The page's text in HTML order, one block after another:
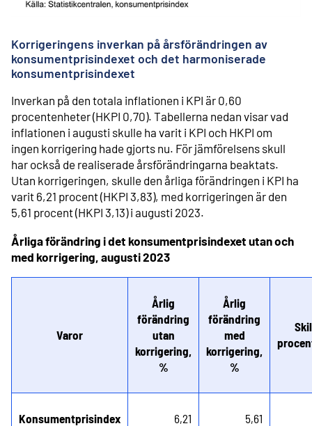
Korrigeringens inverkan på årsförändringen av
konsumentprisindexet och det harmoniserade
konsumentprisindexet
Inverkan på den totala inflationen i KPI är 0,60
procentenheter (HKPI 0,70). Tabellerna nedan visar vad
inflationen i augusti skulle ha varit i KPI och HKPI om
ingen korrigering hade gjorts nu. För jämförelsens skull
har också de realiserade årsförändringarna beaktats.
Utan korrigeringen, skulle den årliga förändringen i KPI ha
varit 6,21 procent (HKPI 3,83), med korrigeringen är den
5,61 procent (HKPI 3,13) i augusti 2023.
Årliga förändring i det konsumentprisindexet utan och
med korrigering, augusti 2023
Varor
Årlig
förändring
utan
korrigering,
%
Årlig
förändring
med
korrigering,
%
Konsumentprisindex 6,21 5,61